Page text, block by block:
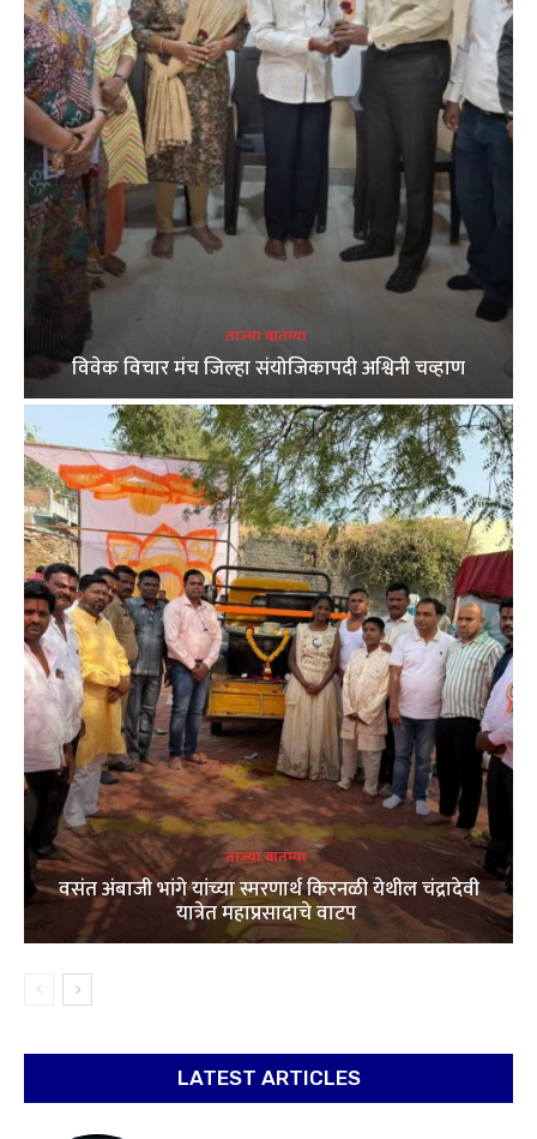
ताज्या बातम्या
विवेक विचार मंच जिल्हा संयोजिकापदी अश्विनी चव्हाण
ताज्या बातम्या
वसंत अंबाजी भांगे यांच्या स्मरणार्थ किरनळी येथील चंद्रादेवी
यात्रेत महाप्रसादाचे वाटप
LATEST ARTICLES